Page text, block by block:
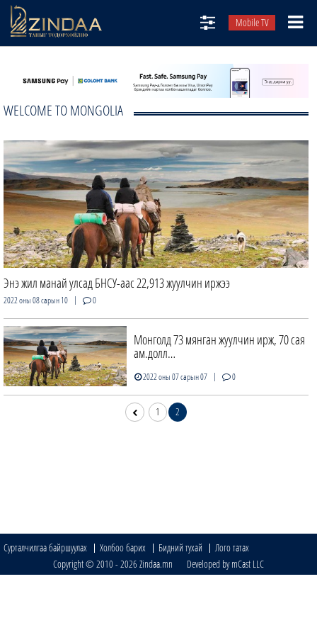
Mobile TV
ТВ8
ӨГЛӨӨНИЙ СОНИН
АУДИО ЗОХИОЛ
ЗИНДАА СЭТГҮҮЛ
WELCOME TO MONGOLIA
Энэ жил манай улсад БНСУ-аас 22,913 жуулчин иржээ
2022 оны 08 сарын 10 | 0
Монголд 73 мянган жуулчин ирж, 70 сая
ам.долл…
2022 оны 07 сарын 07 | 0
1 2
Сурталчилгаа байршуулах Холбоо барих Бидний тухай
Лого татах
Copyright © 2010 - 2026 Zindaa.mn Developed by mCast LLC